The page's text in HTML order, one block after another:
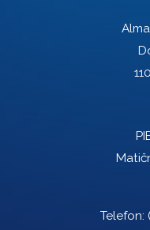
Telefon: